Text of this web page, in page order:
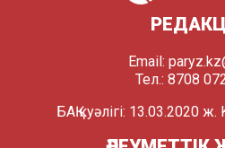
Email:
Тел.: 8708
БАҚ куәлігі: 13.03.2020